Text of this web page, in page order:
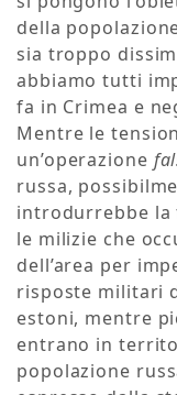
della
sia troppo
abbiamo tutti
fa in Crimea e
Mentre le
un’operazione
russa,
introdurrebbe la
le milizie che
dell’area per
risposte militari
estoni, mentre
entrano in
popolazione